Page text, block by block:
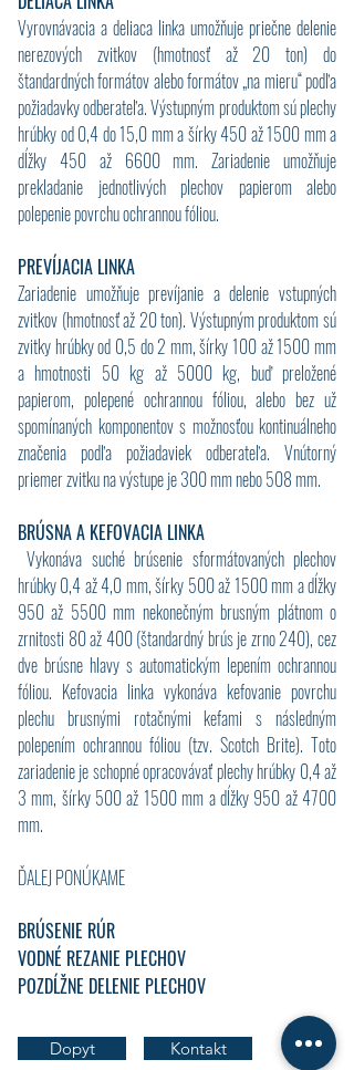
Vyrovnávacia a deliaca linka umožňuje priečne delenie
nerezových zvitkov (hmotnosť až 20 ton) do
štandardných formátov alebo formátov „na mieru“ podľa
požiadavky odberateľa. Výstupným produktom sú plechy
hrúbky od 0,4 do 15,0 mm a šírky 450 až 1500 mm a
dĺžky 450 až 6600 mm. Zariadenie umožňuje
prekladanie jednotlivých plechov papierom alebo
polepenie povrchu ochrannou fóliou.
PREVÍJACIA LINKA
Zariadenie umožňuje prevíjanie a delenie vstupných
zvitkov (hmotnosť až 20 ton). Výstupným produktom sú
zvitky hrúbky od 0,5 do 2 mm, šírky 100 až 1500 mm
a hmotnosti 50 kg až 5000 kg, buď preložené
papierom, polepené ochrannou fóliou, alebo bez už
spomínaných komponentov s možnosťou kontinuálneho
značenia podľa požiadaviek odberateľa. Vnútorný
priemer zvitku na výstupe je 300 mm nebo 508 mm.
BRÚSNA A KEFOVACIA LINKA
Vykonáva suché brúsenie sformátovaných plechov
hrúbky 0,4 až 4,0 mm, šírky 500 až 1500 mm a dĺžky
950 až 5500 mm nekonečným brusným plátnom o
zrnitosti 80 až 400 (štandardný brús je zrno 240), cez
dve brúsne hlavy s automatickým lepením ochrannou
fóliou. Kefovacia linka vykonáva kefovanie povrchu
plechu brusnými rotačnými kefami s následným
polepením ochrannou fóliou (tzv. Scotch Brite). Toto
zariadenie je schopné opracovávať plechy hrúbky 0,4 až
3 mm, šírky 500 až 1500 mm a dĺžky 950 až 4700
mm.
ĎALEJ PONÚKAME
BRÚSENIE RÚR
VODNÉ REZANIE PLECHOV
POZDĹŽNE DELENIE PLECHOV
Dopyt Kontakt